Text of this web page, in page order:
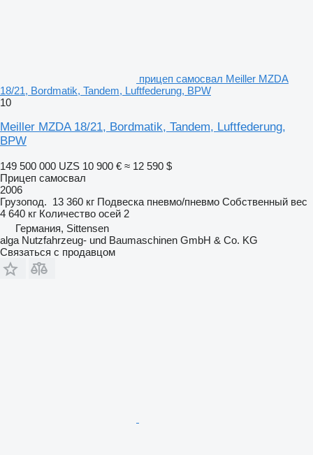
прицеп самосвал Meiller MZDA
18/21, Bordmatik, Tandem, Luftfederung, BPW
10
Meiller MZDA 18/21, Bordmatik, Tandem, Luftfederung,
BPW
149 500 000 UZS 10 900 € ≈ 12 590 $
Прицеп самосвал
2006
Грузопод. 13 360 кг Подвеска пневмо/пневмо Собственный вес
4 640 кг Количество осей 2
Германия, Sittensen
alga Nutzfahrzeug- und Baumaschinen GmbH & Co. KG
Связаться с продавцом